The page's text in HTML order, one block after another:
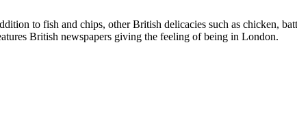
to fish and chips, other British delicacies such as chicken,
British newspapers giving the feeling of being in London.